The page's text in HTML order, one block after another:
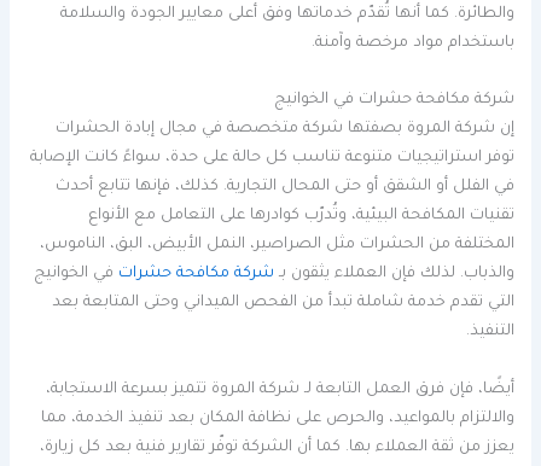
والطائرة. كما أنها تُقدّم خدماتها وفق أعلى معايير الجودة والسلامة
باستخدام مواد مرخصة وآمنة.
شركة مكافحة حشرات في الخوانيج
إن شركة المروة بصفتها شركة متخصصة في مجال إبادة الحشرات
توفر استراتيجيات متنوعة تناسب كل حالة على حدة، سواءً كانت الإصابة
في الفلل أو الشقق أو حتى المحال التجارية. كذلك، فإنها تتابع أحدث
تقنيات المكافحة البيئية، وتُدرّب كوادرها على التعامل مع الأنواع
المختلفة من الحشرات مثل الصراصير، النمل الأبيض، البق، الناموس،
والذباب. لذلك فإن العملاء يثقون بـ شركة مكافحة حشرات في الخوانيج
التي تقدم خدمة شاملة تبدأ من الفحص الميداني وحتى المتابعة بعد
التنفيذ.
أيضًا، فإن فرق العمل التابعة لـ شركة المروة تتميز بسرعة الاستجابة،
والالتزام بالمواعيد، والحرص على نظافة المكان بعد تنفيذ الخدمة، مما
يعزز من ثقة العملاء بها. كما أن الشركة توفّر تقارير فنية بعد كل زيارة،